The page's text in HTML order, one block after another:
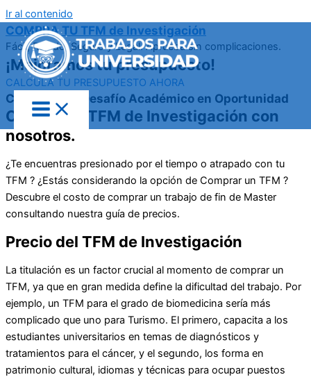
Ir al contenido
COMPRA TU TFM de Investigación
Fácil, Rápido, Seguro y Legal. Aprueba sin complicaciones.
¡Mejoramos tu presupuesto!
CALCULA TU PRESUPUESTO AHORA
Convierte tu Desafío Académico en Oportunidad
Compra tu TFM de Investigación con
nosotros.
¿Te encuentras presionado por el tiempo o atrapado con tu
TFM ? ¿Estás considerando la opción de Comprar un TFM ?
Descubre el costo de comprar un trabajo de fin de Master
consultando nuestra guía de precios.
Precio del TFM de Investigación
La titulación es un factor crucial al momento de comprar un
TFM, ya que en gran medida define la dificultad del trabajo. Por
ejemplo, un TFM para el grado de biomedicina sería más
complicado que uno para Turismo. El primero, capacita a los
estudiantes universitarios en temas de diagnósticos y
tratamientos para el cáncer, y el segundo, los forma en
patrimonio cultural, idiomas y técnicas para ocupar puestos